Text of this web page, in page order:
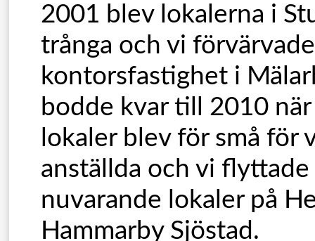
2001 blev lokalerna i
trånga och vi
kontorsfastighet i
bodde kvar till 2010 när
lokaler blev för små för
anställda och vi
nuvarande lokaler på
Hammarby Sjöstad.